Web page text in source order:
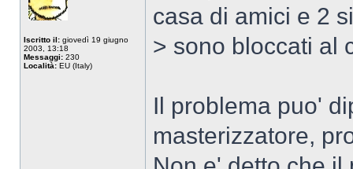
Iscritto il: giovedì 19 giugno
2003, 13:18
Messaggi: 230
Località: EU (Italy)
casa di amici e 2 si
> sono bloccati al
Il problema puo'
masterizzatore,